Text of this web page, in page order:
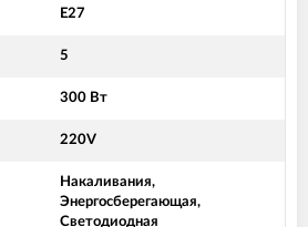
E27
5
300 Вт
220V
Накаливания,
Энергосберегающая,
Светодиодная